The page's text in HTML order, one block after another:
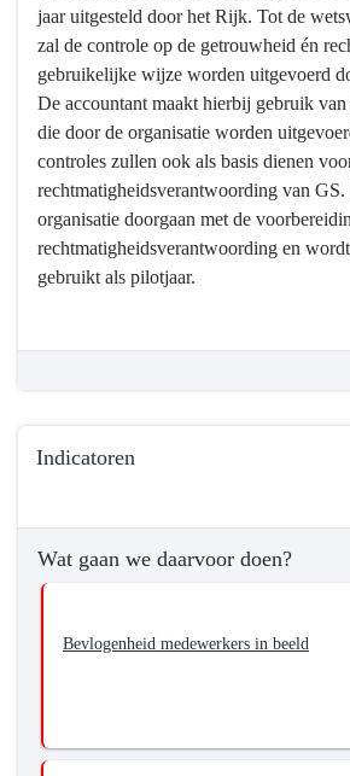
voldoen
aan
nieuwe
wetgeving
handelen
rechtmatig
jaar uitgesteld door het Rijk. Tot de
zal de controle op de getrouwheid én
gebruikelijke wijze worden uitgevoerd
De accountant maakt hierbij gebruik
die door de organisatie worden
controles zullen ook als basis dienen
rechtmatigheidsverantwoording van GS.
organisatie doorgaan met de
rechtmatigheidsverantwoording en
gebruikt als pilotjaar.
Indicatoren
naar
navigatie
bereiken?
Wat gaan we daarvoor doen?
Bevlogenheid medewerkers in beeld